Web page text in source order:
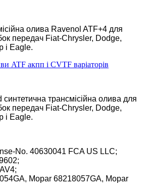
олива Ravenol ATF+4 для
передач Fiat-Chrysler, Dodge,
і Eagle.
ATF акпп і CVTF варіаторів
трансмісійна олива для
передач Fiat-Chrysler, Dodge,
і Eagle.
No. 40630041 FCA US LLC;
Mopar 68218057GA, Mopar